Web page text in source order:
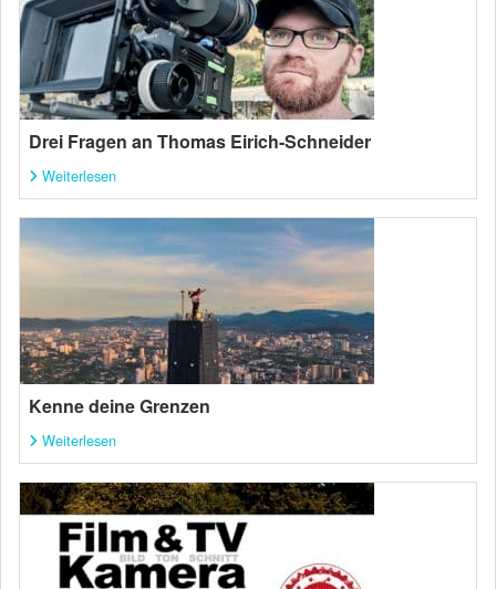
Drei Fragen an Thomas Eirich-Schneider
Weiterlesen
Kenne deine Grenzen
Weiterlesen